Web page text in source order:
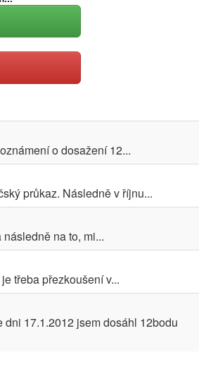
o dosažení 12...
průkaz. Následně v říjnu...
na to, mi...
třeba přezkoušení v...
17.1.2012 jsem dosáhl 12bodu